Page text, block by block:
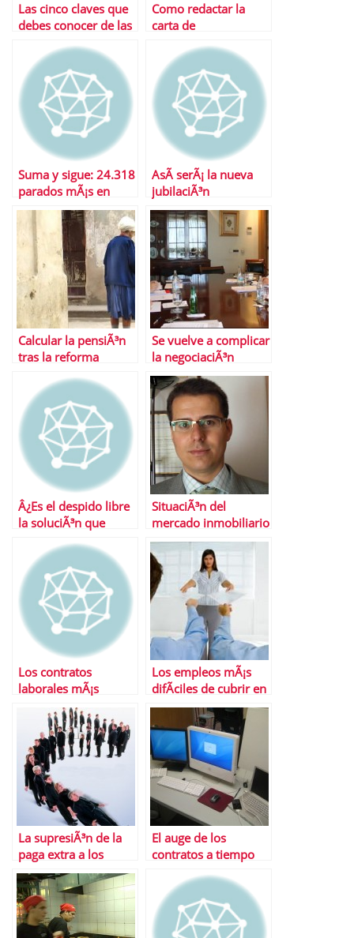
Las cinco claves que
debes conocer de las
juego laboral
Como redactar la
carta de
perfecta
Suma y sigue: 24.318
parados mÃ¡s en
noviembre
AsÃ­ serÃ¡ la nueva
jubilaciÃ³n
Calcular la pensiÃ³n
tras la reforma
Se vuelve a complicar
la negociaciÃ³n
colectiva
Â¿Es el despido libre
la soluciÃ³n que
SituaciÃ³n del
mercado inmobiliario
espaÃ±ol
independientemente
del tipo IVA
Los contratos
laborales mÃ¡s
utilizados
Los empleos mÃ¡s
difÃ­ciles de cubrir en
2012
La supresiÃ³n de la
paga extra a los
funcionarios y su
efecto dominÃ³ sobre
el consumo
El auge de los
contratos a tiempo